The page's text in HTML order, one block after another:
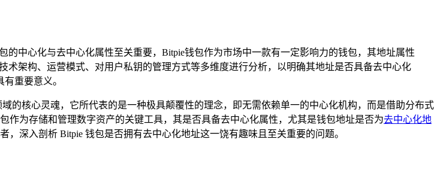
中心化与去中心化属性至关重要，Bitpie钱包作为市场中一款有一定影响力的钱包，其地址属性
架构、运营模式、对用户私钥的管理方式等多维度进行分析，以明确其地址是否具备去中心化
有重要意义。
的核心灵魂，它所代表的是一种极具颠覆性的理念，即无需依赖单一的中心化机构，而是借助分布式
为存储和管理数字资产的关键工具，其是否具备去中心化属性，尤其是钱包地址是否为去中心化地
深入剖析 Bitpie 钱包是否拥有去中心化地址这一饶有趣味且至关重要的问题。